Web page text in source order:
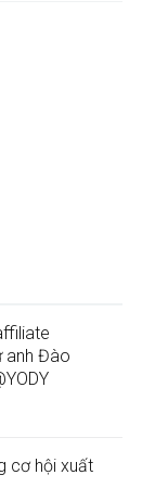
anh Đào
cơ hội xuất